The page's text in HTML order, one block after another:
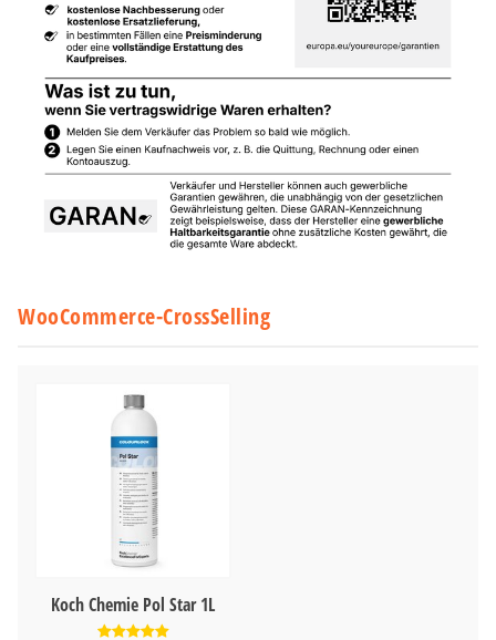
WooCommerce-CrossSelling
Koch Chemie Pol Star 1L